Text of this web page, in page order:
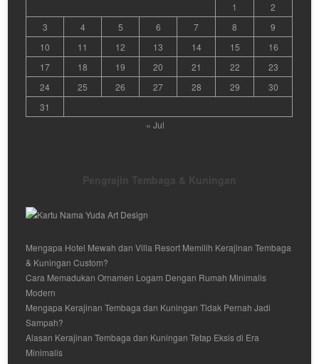
1
2
3
4 5 6 7 8
9
10
11 12 13 14 15
16
17
18 19 20 21 22
23
24
25 26 27 28 29
30
31
« Jul
Pengrajin Tembaga & Kuningan
Mengapa Hotel Mewah dan Villa Resort Memilih Kerajinan Tembaga
& Kuningan Custom?
Cara Memadukan Ornamen Logam Dengan Rumah Minimalis
Modern
Mengapa Kerajinan Tembaga dan Kuningan Tidak Pernah Jadi
Sampah?
Alasan Kerajinan Tembaga dan Kuningan Tetap Eksis di Era
Minimalis